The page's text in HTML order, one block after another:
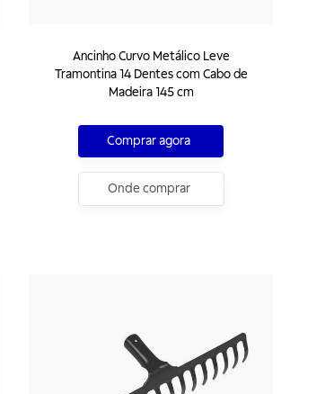
Ancinho Curvo Metálico Leve
Tramontina 14 Dentes com Cabo de
Madeira 145 cm
Comprar agora
Onde comprar